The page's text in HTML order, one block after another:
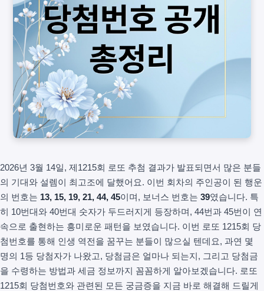
2026년 3월 14일, 제1215회 로또 추첨 결과가 발표되면서 많은 분들
의 기대와 설렘이 최고조에 달했어요. 이번 회차의 주인공이 된 행운
의 번호는 13, 15, 19, 21, 44, 45이며, 보너스 번호는 39였습니다. 특
히 10번대와 40번대 숫자가 두드러지게 등장하며, 44번과 45번이 연
속으로 출현하는 흥미로운 패턴을 보였습니다. 이번 로또 1215회 당
첨번호를 통해 인생 역전을 꿈꾸는 분들이 많으실 텐데요, 과연 몇
명의 1등 당첨자가 나왔고, 당첨금은 얼마나 되는지, 그리고 당첨금
을 수령하는 방법과 세금 정보까지 꼼꼼하게 알아보겠습니다. 로또
1215회 당첨번호와 관련된 모든 궁금증을 지금 바로 해결해 드릴게